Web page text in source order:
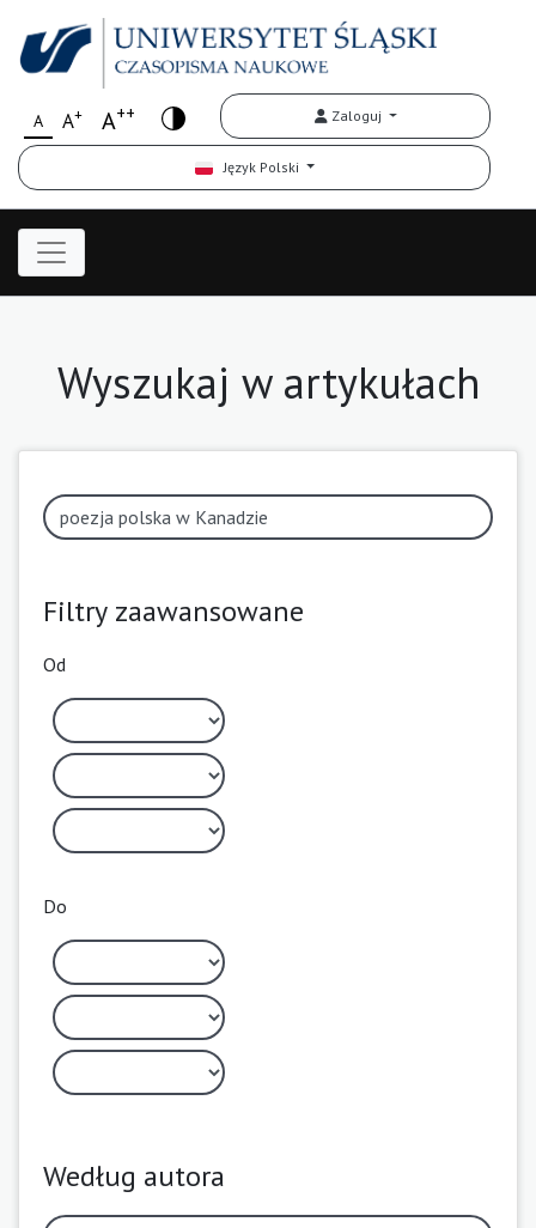
A A+ A++ Zaloguj
Język Polski
Wyszukaj w artykułach
Filtry zaawansowane
Od
Do
Według autora